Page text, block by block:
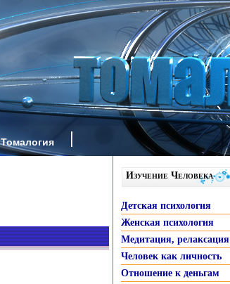
Томалогия
Изучение Человека
Детская психология
Женская психология
Медитация, релаксация
Человек как личность
Отношение к деньгам